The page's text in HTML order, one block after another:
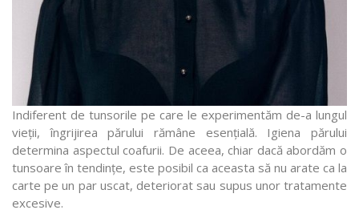
Indiferent de tunsorile pe care le experimentăm de-a lungul
vieții, îngrijirea părului rămâne esențială. Igiena părului
determina aspectul coafurii. De aceea, chiar dacă abordăm o
tunsoare în tendințe, este posibil ca aceasta să nu arate ca la
carte pe un par uscat, deteriorat sau supus unor tratamente
excesive.